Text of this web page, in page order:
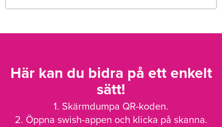
Här kan du bidra på ett enkelt
sätt!
1. Skärmdumpa QR-koden.
2. Öppna swish-appen och klicka på skanna.